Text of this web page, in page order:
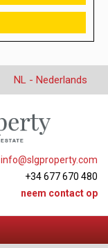
NL - Nederlands
info@slgproperty.com
+34 677 670 480
neem contact op